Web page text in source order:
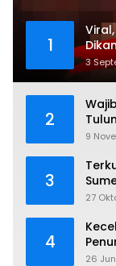
1
3
2
9
3
27
4
26